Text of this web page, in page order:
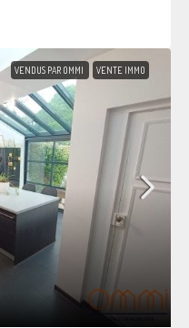
VENDUS PAR OMMI VENTE IMMO